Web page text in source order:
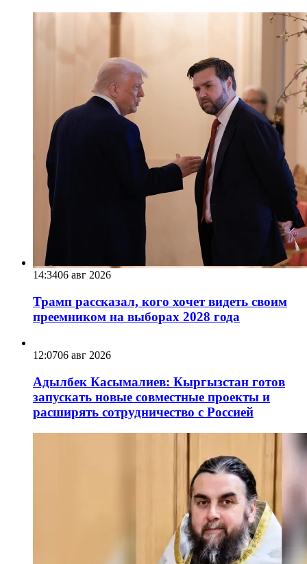
14:3406 авг 2026
Трамп рассказал, кого хочет видеть своим
преемником на выборах 2028 года
12:0706 авг 2026
Адылбек Касымалиев: Кыргызстан готов
запускать новые совместные проекты и
расширять сотрудничество с Россией